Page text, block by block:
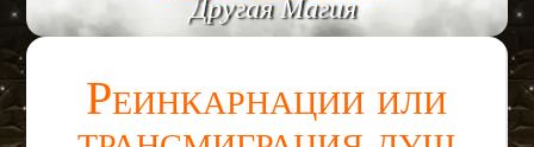
Другая Магия
Реинкарнации или